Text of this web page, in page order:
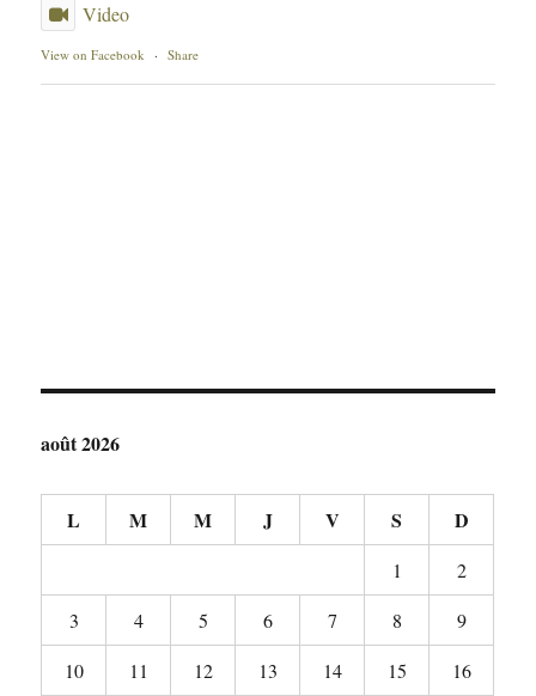
Video
View on Facebook · Share
août 2026
L M M J V S D
1
2
3
4 5 6 7 8
9
10
11 12 13 14 15
16